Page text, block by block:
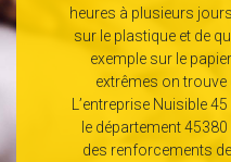
heures à plusieurs
sur le plastique et de
exemple sur le
extrêmes on trouve
L’entreprise Nuisible
le département
des renforcements